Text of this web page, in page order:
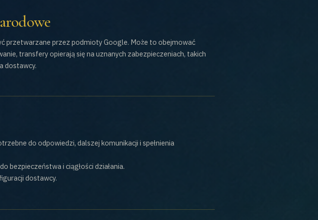
przetwarzane przez podmioty Google. Może to obejmować
transfery opierają się na uznanych zabezpieczeniach, takich
dostawcy.
do odpowiedzi, dalszej komunikacji i spełnienia
bezpieczeństwa i ciągłości działania.
dostawcy.